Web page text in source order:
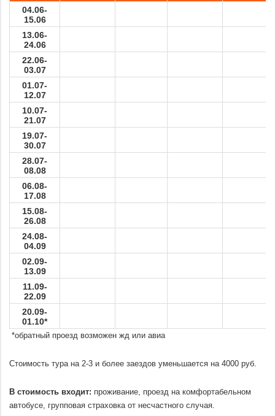
04.06-
15.06
13.06-
24.06
22.06-
03.07
01.07-
12.07
10.07-
21.07
19.07-
30.07
28.07-
08.08
06.08-
17.08
15.08-
26.08
24.08-
04.09
02.09-
13.09
11.09-
22.09
20.09-
01.10*
*обратный проезд возможен жд или авиа
Стоимость тура на 2-3 и более заездов уменьшается на 4000 руб.
В стоимость входит: проживание, проезд на комфортабельном
автобусе, групповая страховка от несчастного случая.